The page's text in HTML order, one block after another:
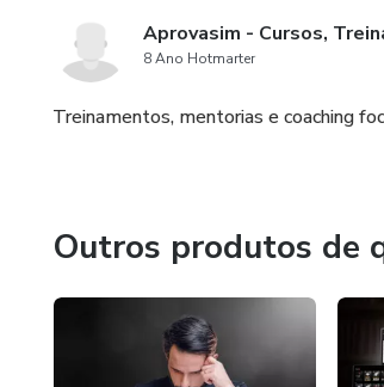
Aprovasim - Cursos,
8 Ano Hotmarter
Treinamentos, mentorias e coaching
Outros produtos de